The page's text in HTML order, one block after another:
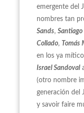
emergente del
nombres tan
Sands,
Collado, Tomás
en los ya
Israel Sandoval
(otro nombre
generación del
y savoir faire